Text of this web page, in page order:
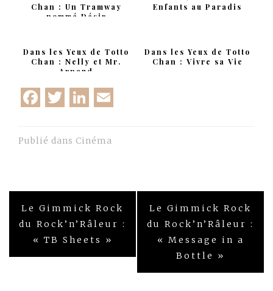
Chan : Un Tramway
nommé Désir
Enfants au Paradis
Dans les Yeux de Totto
Chan : Nelly et Mr.
Arnaud
Dans les Yeux de Totto
Chan : Vivre sa Vie
Facebook
Twitter
LinkedIn
Publié dans Cinéma
Navigation
de
l’article
Le Gimmick Rock
du Rock’n’Râleur :
« TB Sheets »
Le Gimmick Rock
du Rock’n’Râleur :
« Message in a
Bottle »